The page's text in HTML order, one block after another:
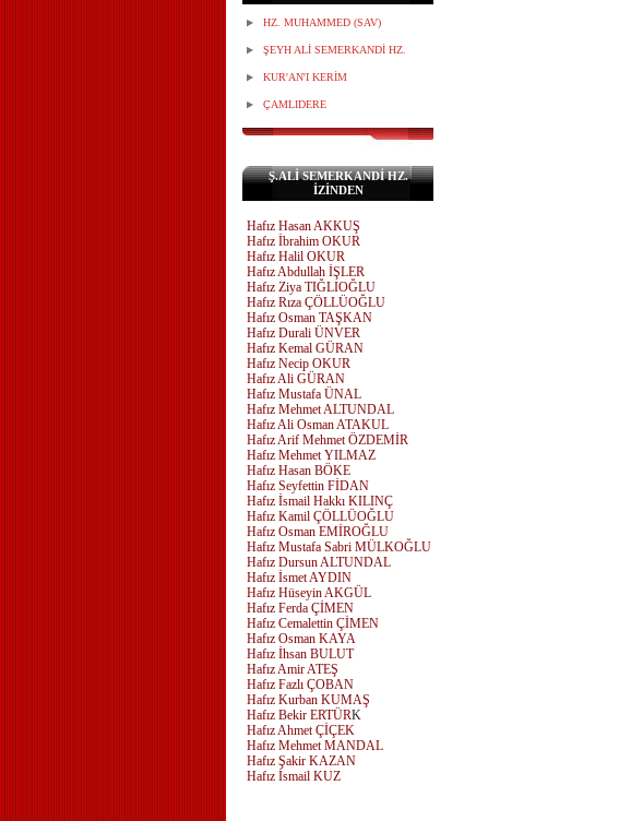
HZ. MUHAMMED (SAV)
ŞEYH ALİ SEMERKANDİ HZ.
KUR'AN'I KERİM
ÇAMLIDERE
Ş.ALİ SEMERKANDİ HZ.
İZİNDEN
Hafız Hasan AKKUŞ
Hafız İbrahim OKUR
Hafız Halil OKUR
Hafız Abdullah İŞLER
Hafız Ziya TIĞLIOĞLU
Hafız Rıza ÇÖLLÜOĞLU
Hafız Osman TAŞKAN
Hafız Durali ÜNVER
Hafız Kemal GÜRAN
Hafız Necip OKUR
Hafız Ali GÜRAN
Hafız Mustafa ÜNAL
Hafız Mehmet ALTUNDAL
Hafız Ali Osman ATAKUL
Hafız Arif Mehmet ÖZDEMİR
Hafız Mehmet YILMAZ
Hafız Hasan BÖKE
Hafız Seyfettin FİDAN
Hafız İsmail Hakkı KILINÇ
Hafız Kamil ÇÖLLÜOĞLU
Hafız Osman EMİROĞLU
Hafız Mustafa Sabri MÜLKOĞLU
Hafız Dursun ALTUNDAL
Hafız İsmet AYDIN
Hafız Hüseyin AKGÜL
Hafız Ferda ÇİMEN
Hafız Cemalettin ÇİMEN
Hafız Osman KAYA
Hafız İhsan BULUT
Hafız Amir ATEŞ
Hafız Fazlı ÇOBAN
Hafız Kurban KUMAŞ
Hafız Bekir ERTÜRK
Hafız Ahmet ÇİÇEK
Hafız Mehmet MANDAL
Hafız Şakir KAZAN
Hafız İsmail KUZ